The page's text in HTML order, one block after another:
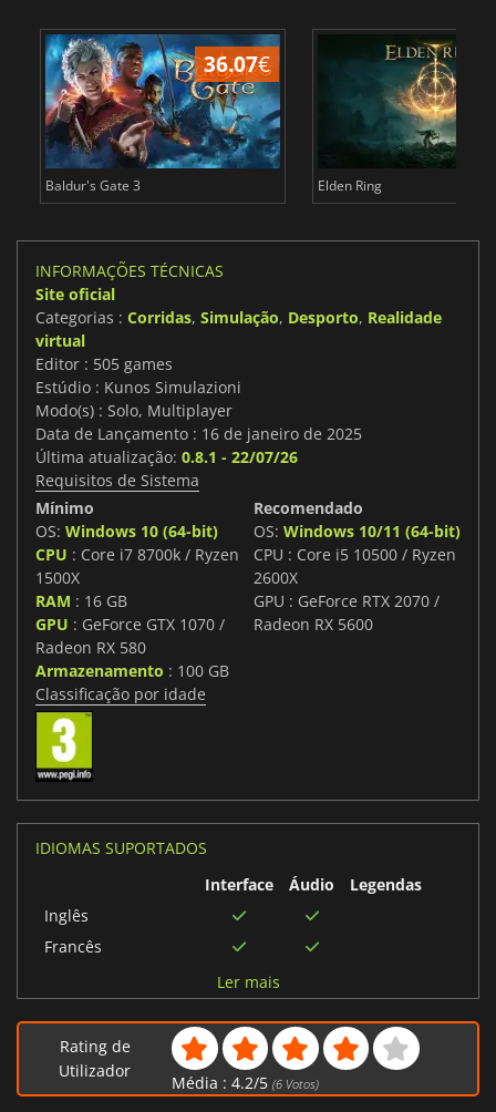
36.07€
Baldur's Gate 3 Elden Ring
INFORMAÇÕES TÉCNICAS
Site oficial
Categorias : Corridas, Simulação, Desporto, Realidade
virtual
Editor : 505 games
Estúdio : Kunos Simulazioni
Modo(s) : Solo, Multiplayer
Data de Lançamento : 16 de janeiro de 2025
Última atualização: 0.8.1 - 22/07/26
Requisitos de Sistema
Mínimo
OS: Windows 10 (64-bit)
CPU : Core i7 8700k / Ryzen
1500X
RAM : 16 GB
GPU : GeForce GTX 1070 /
Radeon RX 580
Armazenamento : 100 GB
Recomendado
OS: Windows 10/11 (64-bit)
CPU : Core i5 10500 / Ryzen
2600X
GPU : GeForce RTX 2070 /
Radeon RX 5600
Classificação por idade
IDIOMAS SUPORTADOS
Interface
Áudio
Legendas
Inglês
Francês
Japonês
Coreano
Chinês simplificado
Ler mais
Rating de
Utilizador
Média : 4.2/5 (6Votos)